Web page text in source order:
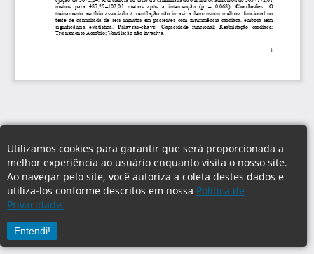
Utilizamos cookies para garantir que será proporcionada a
melhor experiência ao usuário enquanto visita o nosso site.
Ao navegar pelo site, você autoriza a coleta destes dados e
utiliza-los conforme descritos em nossa Política de
Privacidade.
Entendi!